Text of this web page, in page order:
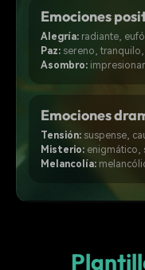
Emociones
Alegría: radiante,
Paz: sereno,
Asombro:
Emociones
Tensión: suspense,
Misterio: enigmático,
Melancolía: